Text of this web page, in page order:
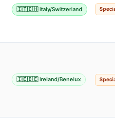
🇮🇹🇨🇭 Italy/Switzerland
🇮🇪🇧🇪 Ireland/Benelux